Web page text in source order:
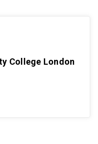
College London